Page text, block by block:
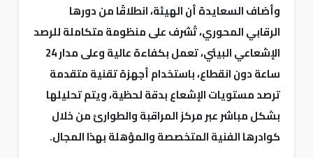
وأضاف السعايدة أن الهيئة، انطلاقًا من دورها
الرقابي المحوري، تُشرف على منظومة متكاملة للرصد
الإشعاعي البيئي، تعمل بكفاءة عالية وعلى مدار 24
ساعة دون انقطاع، باستخدام أجهزة تقنية متقدمة
ترصد مستويات الإشعاع بدقة لحظية، ويتم تحليلها
بشكل مباشر عبر مركز المراقبة والطوارئ من خلال
كوادرها الفنية المتخصصة والمؤهلة بهذا المجال.